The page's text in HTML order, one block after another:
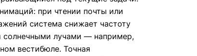
при чтении почты или
система снижает частоту
солнечными лучами — например,
вестибюле. Точная